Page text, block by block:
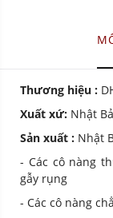
Thương hiệu :
Xuất xứ: Nhật
Sản xuất : Nhật
- Các cô nàng
gẫy rụng
- Các cô nàng